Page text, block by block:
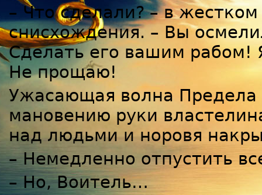
– Что сделали? – в
снисхождения. – Вы
Сделать его вашим рабом!
Не прощаю!
Ужасающая волна Предела
мановению руки
над людьми и норовя
– Немедленно отпустить
– Но, Воитель…